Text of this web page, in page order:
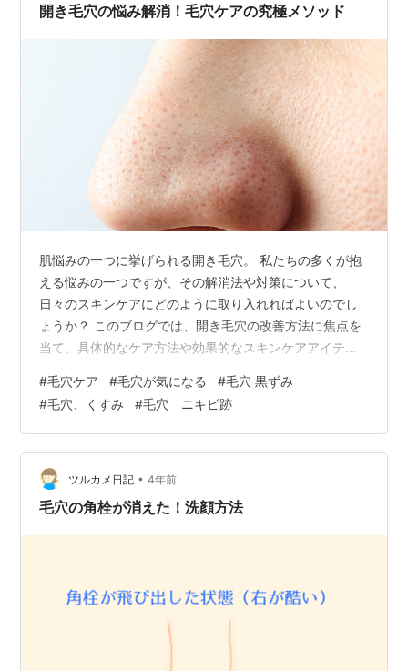
開き毛穴の悩み解消！毛穴ケアの究極メソッド
肌悩みの一つに挙げられる開き毛穴。 私たちの多くが抱
える悩みの一つですが、その解消法や対策について、
日々のスキンケアにどのように取り入れればよいのでし
ょうか？ このブログでは、開き毛穴の改善方法に焦点を
当て、具体的なケア方法や効果的なスキンケアアイテム
ます。 肌の美しさを保つために、多くの人が直面する問
題の一つに、開き毛穴の悩みがあります。 私自身も、毛
穴が目立つことで肌のトーンが乱れ、メイクのノリや肌
の状態に悩まされることがありました。 このような悩み
を抱える方は多く、特にオイリー肌や毛穴の詰まりが起
きやすい肌質の方々にとって、開き毛穴は深刻…
#毛穴ケア #毛穴が気になる #毛穴 黒ずみ
#毛穴、くすみ #毛穴 ニキビ跡
ツルカメ日記 • 4年前
毛穴の角栓が消えた！洗顔方法